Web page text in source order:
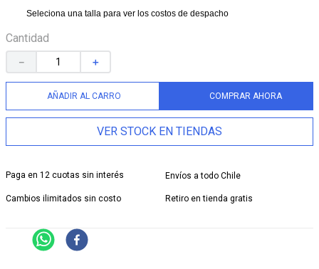
Seleciona una talla para ver los costos de despacho
Cantidad
＋
－
AÑADIR AL CARRO COMPRAR AHORA
VER STOCK EN TIENDAS
Paga en 12 cuotas sin interés Envíos a todo Chile
Cambios ilimitados sin costo Retiro en tienda gratis